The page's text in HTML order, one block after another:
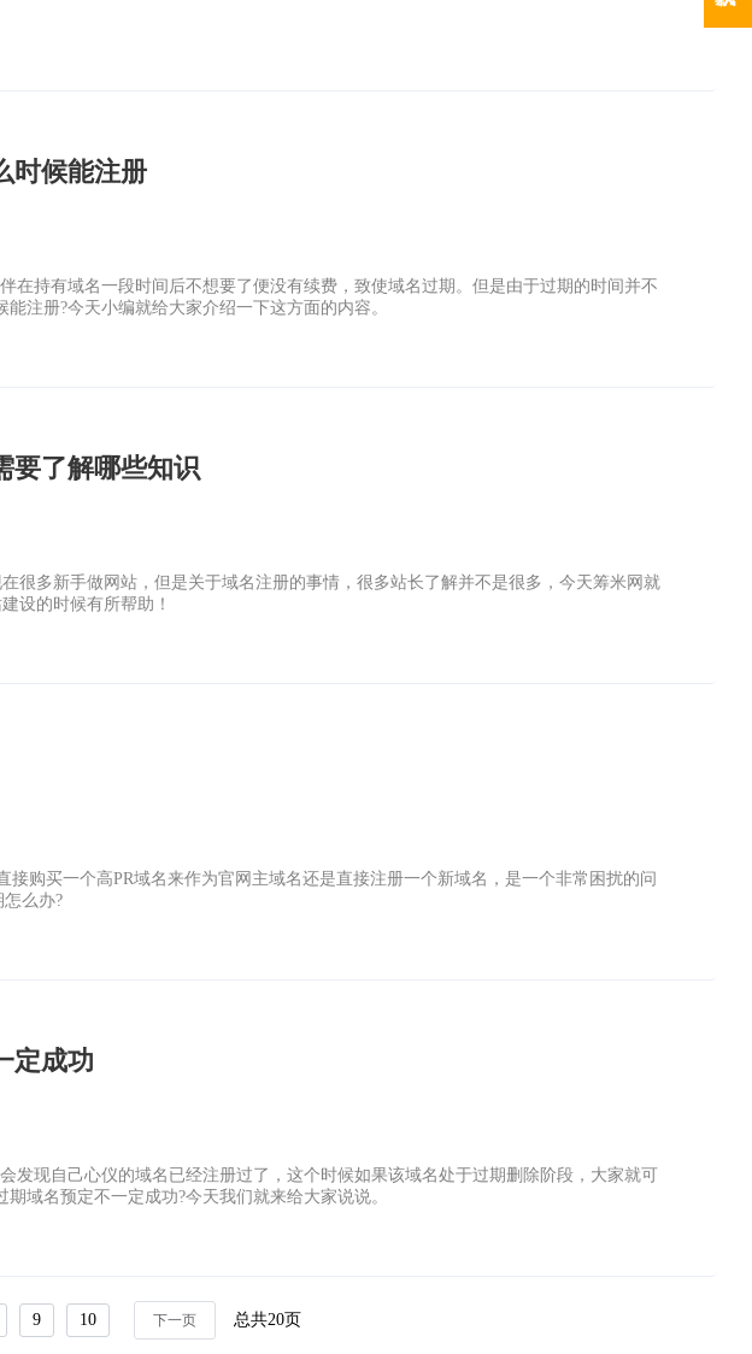
时候能注册
在持有域名一段时间后不想要了便没有续费，致使域名过期。但是由于过期的时间并不
注册?今天小编就给大家介绍一下这方面的内容。
要了解哪些知识
很多新手做网站，但是关于域名注册的事情，很多站长了解并不是很多，今天筹米网就
设的时候有所帮助！
购买一个高PR域名来作为官网主域名还是直接注册一个新域名，是一个非常困扰的问
么办?
定成功
发现自己心仪的域名已经注册过了，这个时候如果该域名处于过期删除阶段，大家就可
域名预定不一定成功?今天我们就来给大家说说。
9 10 下一页 总共20页